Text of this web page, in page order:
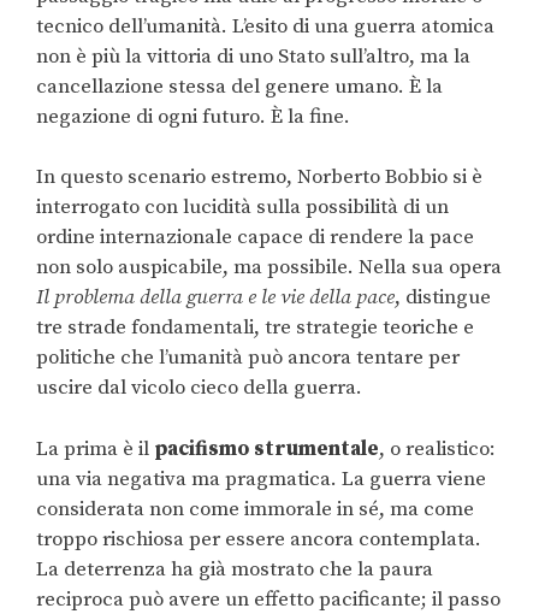
tecnico dell’umanità. L’esito di una guerra atomica
non è più la vittoria di uno Stato sull’altro, ma la
cancellazione stessa del genere umano. È la
negazione di ogni futuro. È la fine.
In questo scenario estremo, Norberto Bobbio si è
interrogato con lucidità sulla possibilità di un
ordine internazionale capace di rendere la pace
non solo auspicabile, ma possibile. Nella sua opera
Il problema della guerra e le vie della pace, distingue
tre strade fondamentali, tre strategie teoriche e
politiche che l’umanità può ancora tentare per
uscire dal vicolo cieco della guerra.
La prima è il pacifismo strumentale, o realistico:
una via negativa ma pragmatica. La guerra viene
considerata non come immorale in sé, ma come
troppo rischiosa per essere ancora contemplata.
La deterrenza ha già mostrato che la paura
reciproca può avere un effetto pacificante; il passo